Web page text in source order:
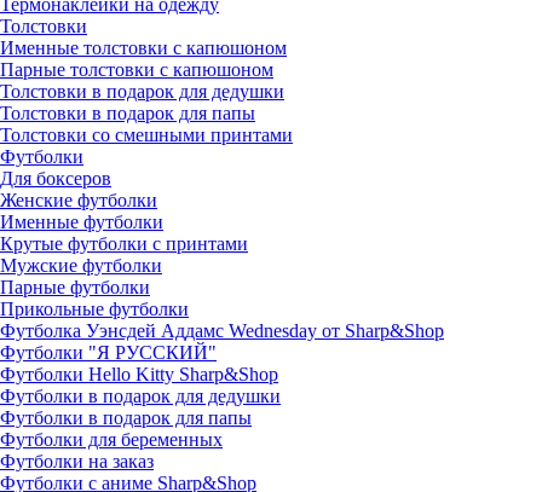
Термонаклейки на одежду
Толстовки
Именные толстовки с капюшоном
Парные толстовки с капюшоном
Толстовки в подарок для дедушки
Толстовки в подарок для папы
Толстовки со смешными принтами
Футболки
Для боксеров
Женские футболки
Именные футболки
Крутые футболки с принтами
Мужские футболки
Парные футболки
Прикольные футболки
Футболка Уэнсдей Аддамс Wednesday от Sharp&Shop
Футболки "Я РУССКИЙ"
Футболки Hello Kitty Sharp&Shop
Футболки в подарок для дедушки
Футболки в подарок для папы
Футболки для беременных
Футболки на заказ
Футболки с аниме Sharp&Shop